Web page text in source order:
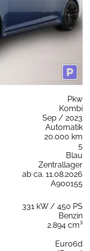
Pkw
Kombi
Sep / 2023
Automatik
20.000 km
5
Blau
Zentrallager
ab ca. 11.08.2026
A900155
331 kW / 450 PS
Benzin
2.894 cm³
Euro6d